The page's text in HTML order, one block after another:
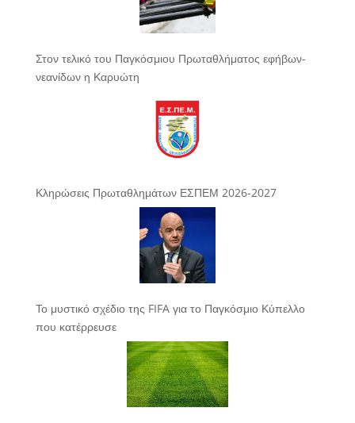
Στον τελικό του Παγκόσμιου Πρωταθλήματος εφήβων-
νεανίδων η Καρυώτη
Κληρώσεις Πρωταθλημάτων ΕΣΠΕΜ 2026-2027
Το μυστικό σχέδιο της FIFA για το Παγκόσμιο Κύπελλο
που κατέρρευσε